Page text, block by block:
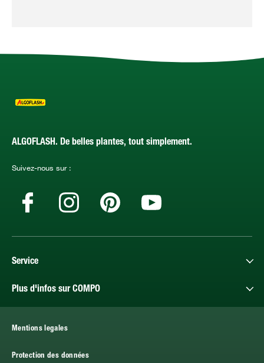
ALGOFLASH. De belles plantes, tout simplement.
Suivez-nous sur :
Service
Plus d'infos sur COMPO
Mentions legales
Protection des données